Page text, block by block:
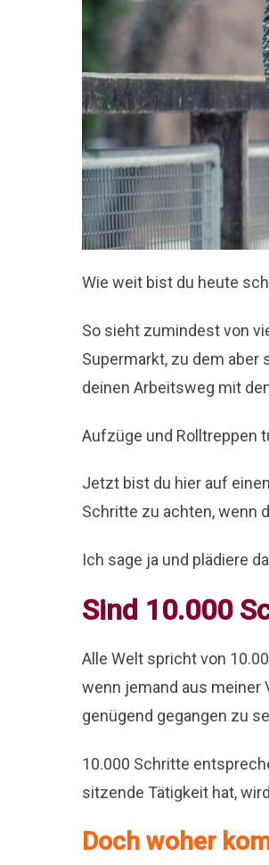
Wie weit bist du heute
So sieht zumindest von
Supermarkt, zu dem
deinen Arbeitsweg mit
Aufzüge und Rolltreppen
Jetzt bist du hier auf
Schritte zu achten, wenn
Ich sage ja und plädiere
Sind 10.000
Alle Welt spricht von
wenn jemand aus meiner
genügend gegangen zu
10.000 Schritte
sitzende Tätigkeit hat,
Doch woher